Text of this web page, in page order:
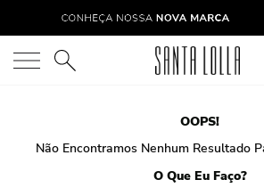
O que você está procurando?
OOPS!
Não Encontramos Nenhum Resultado
O Que Eu Faço?